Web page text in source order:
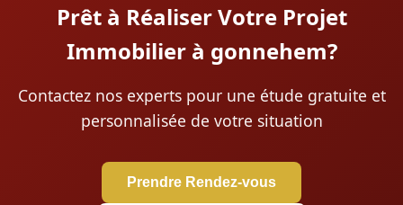
Prêt à Réaliser Votre Projet
Immobilier à gonnehem?
Contactez nos experts pour une étude gratuite et
personnalisée de votre situation
Prendre Rendez-vous